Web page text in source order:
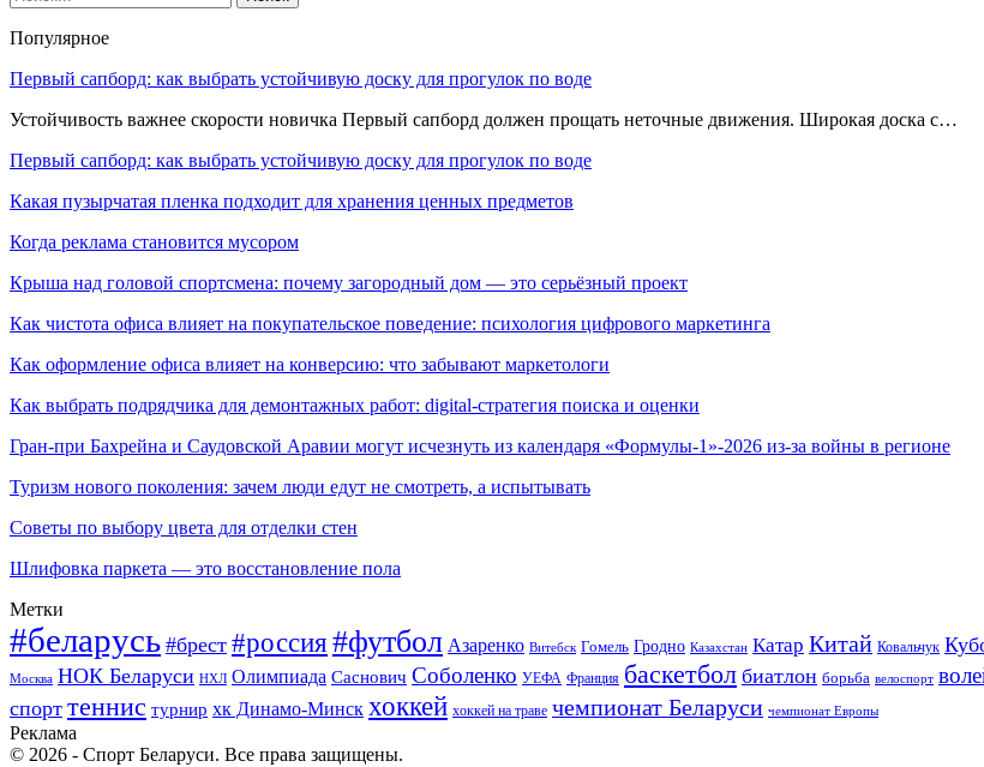
Популярное
Первый сапборд: как выбрать устойчивую доску для прогулок по воде
Устойчивость важнее скорости новичка Первый сапборд должен прощать неточные движения. Широкая доска с…
Первый сапборд: как выбрать устойчивую доску для прогулок по воде
Какая пузырчатая пленка подходит для хранения ценных предметов
Когда реклама становится мусором
Крыша над головой спортсмена: почему загородный дом — это серьёзный проект
Как чистота офиса влияет на покупательское поведение: психология цифрового маркетинга
Как оформление офиса влияет на конверсию: что забывают маркетологи
Как выбрать подрядчика для демонтажных работ: digital-стратегия поиска и оценки
Гран-при Бахрейна и Саудовской Аравии могут исчезнуть из календаря «Формулы-1»-2026 из-за войны в регионе
Туризм нового поколения: зачем люди едут не смотреть, а испытывать
Советы по выбору цвета для отделки стен
Шлифовка паркета — это восстановление пола
Метки
#беларусь #брест #россия#футбол Азаренко Витебск Гомель Гродно Казахстан Катар Китай Ковальчук
Москва НОК Беларуси НХЛ Олимпиада Саснович Соболенко УЕФА Франция баскетбол биатлон борьба велоспорт
спорт теннис турнир хк Динамо-Минск хоккей хоккей на траве чемпионат Беларуси чемпионат Европы
Реклама
© 2026 - Спорт Беларуси. Все права защищены.